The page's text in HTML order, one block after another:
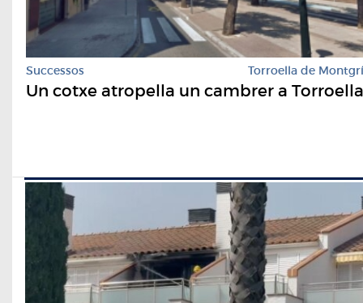
Successos Torroella de Montgrí
Un cotxe atropella un cambrer a Torroella